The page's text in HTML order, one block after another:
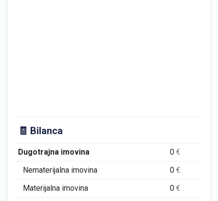
🧾 Bilanca
Dugotrajna imovina 0€
Nematerijalna imovina
0€
Materijalna imovina
0€